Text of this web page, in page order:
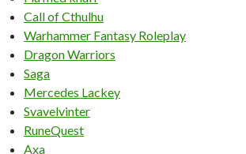
Call of Cthulhu
Warhammer Fantasy Roleplay
Dragon Warriors
Saga
Mercedes Lackey
Svavelvinter
RuneQuest
Axa